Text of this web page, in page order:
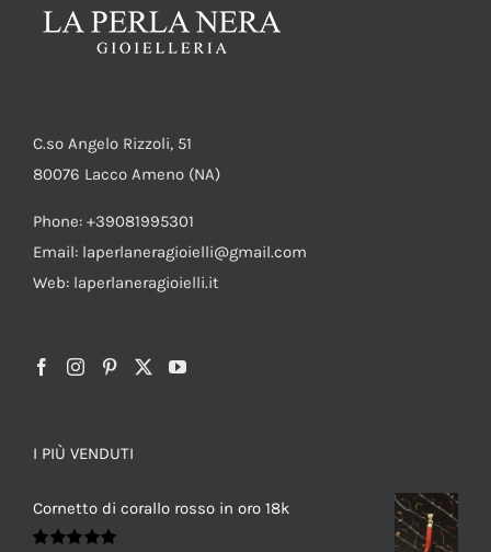
C.so Angelo Rizzoli, 51
80076 Lacco Ameno (NA)
Phone: +39081995301
Email: laperlaneragioielli@gmail.com
Web: laperlaneragioielli.it
I PIÙ VENDUTI
Cornetto di corallo rosso in oro 18k